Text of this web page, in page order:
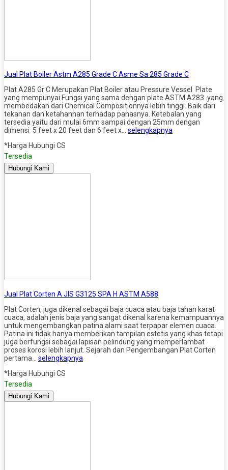
Jual Plat Boiler Astm A285 Grade C Asme Sa 285 Grade C
Plat A285 Gr C Merupakan Plat Boiler atau Pressure Vessel Plate
yang mempunyai Fungsi yang sama dengan plate ASTM A283 .yang
membedakan dari Chemical Compositionnya lebih tinggi. Baik dari
tekanan dan ketahannan terhadap panasnya. Ketebalan yang
tersedia yaitu dari mulai 6mm sampai dengan 25mm dengan
dimensi 5 feet x 20 feet dan 6 feet x… selengkapnya
*Harga Hubungi CS
Tersedia
Hubungi Kami
Jual Plat Corten A JIS G3125 SPA H ASTM A588
Plat Corten, juga dikenal sebagai baja cuaca atau baja tahan karat
cuaca, adalah jenis baja yang sangat dikenal karena kemampuannya
untuk mengembangkan patina alami saat terpapar elemen cuaca.
Patina ini tidak hanya memberikan tampilan estetis yang khas tetapi
juga berfungsi sebagai lapisan pelindung yang memperlambat
proses korosi lebih lanjut. Sejarah dan Pengembangan Plat Corten
pertama… selengkapnya
*Harga Hubungi CS
Tersedia
Hubungi Kami